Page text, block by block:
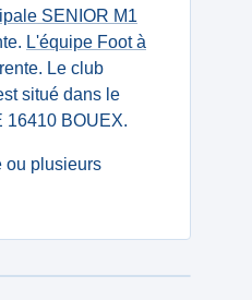
SENIOR M1
L'équipe Foot à
Le club
situé dans le
16410 BOUEX.
ou plusieurs